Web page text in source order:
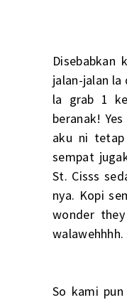
Disebabkan
jalan-jalan la
la grab 1
beranak!
aku ni
sempat
St. Cisss
nya. Kopi
wonder
So kami